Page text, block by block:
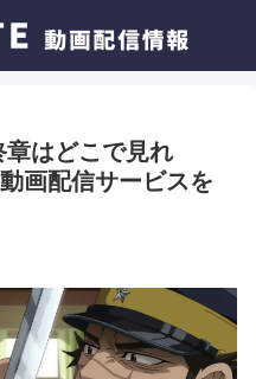
はどこで見れ
画配信サービスを